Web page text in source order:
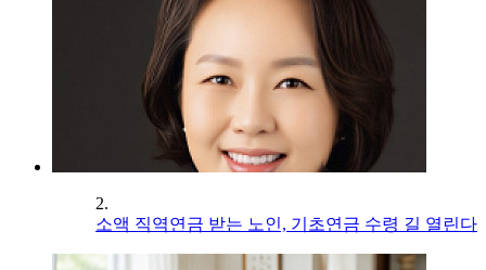
2.
소액 직역연금 받는 노인, 기초연금 수령 길 열린다